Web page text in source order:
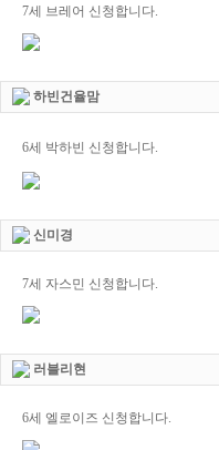
7세 브레어 신청합니다.
하빈건율맘
6세 박하빈 신청합니다.
신미경
7세 자스민 신청합니다.
러블리현
6세 엘로이즈 신청합니다.